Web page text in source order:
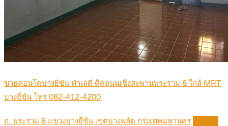
ขายคอนโดบางยี่ขัน ทำเลดี ติดถนนเชิงสะพานพระราม 8 ใกล้ MRT
บางยี่ขัน โทร 082-412-4200
ถ. พระราม 8 แขวงบางยี่ขัน เขตบางพลัด กรุงเทพมหานคร